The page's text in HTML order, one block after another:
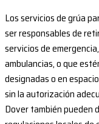
Los servicios de grúa
ser responsables de
servicios de
ambulancias, o que
designadas o en
sin la autorización
Dover también pueden